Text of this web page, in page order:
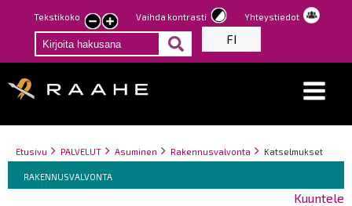
Hyppää
pääsisältöön
Tekstikoko
Pienennä
tekstin
kokoa
Suurenna
tekstin
kokoa
Vaihda kontrasti Yhteystiedot
FI
Breadcrumbs
You
here:
Etusivu PALVELUT Asuminen Rakennusvalvonta Katselmukset
Breadcrumbs
You
are
RAKENNUSVALVONTA
Kuuntele